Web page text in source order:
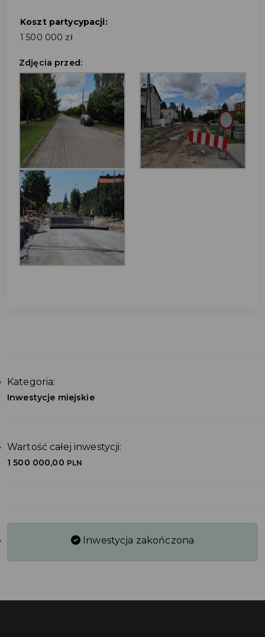
Koszt partycypacji:
1 500 000 zł
Zdjęcia przed:
Kategoria:
Inwestycje miejskie
Wartość całej inwestycji:
1 500 000,00 PLN
Inwestycja zakończona